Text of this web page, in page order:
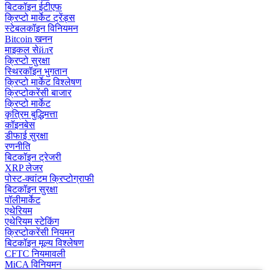
बिटकॉइन ईटीएफ
क्रिप्टो मार्केट ट्रेंड्स
स्टेबलकॉइन विनियमन
Bitcoin खनन
माइकल सेйлर
क्रिप्टो सुरक्षा
स्थिरकॉइन भुगतान
क्रिप्टो मार्केट विश्लेषण
क्रिप्टोकरेंसी बाजार
क्रिप्टो मार्केट
कृत्रिम बुद्धिमत्ता
कॉइनबेस
डीफाई सुरक्षा
रणनीति
बिटकॉइन ट्रेजरी
XRP लेजर
पोस्ट-क्वांटम क्रिप्टोग्राफी
बिटकॉइन सुरक्षा
पॉलीमार्केट
एथेरियम
एथेरियम स्टेकिंग
क्रिप्टोकरेंसी नियमन
बिटकॉइन मूल्य विश्लेषण
CFTC नियमावली
MiCA विनियमन